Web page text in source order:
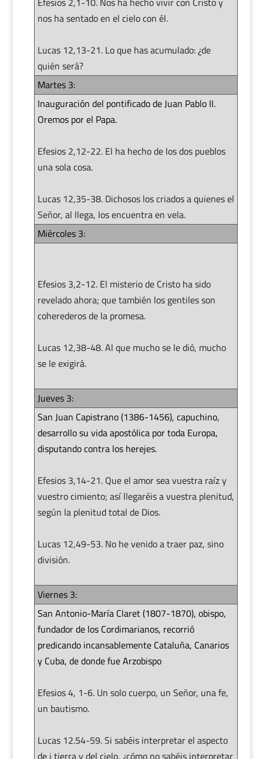
nos ha sentado en el cielo con él.
Lucas 12,13-21. Lo que has acumulado: ¿de
quién será?
Martes 3:
Inauguración del pontificado de Juan Pablo II.
Oremos por el Papa.
Efesios 2,12-22. El ha hecho de los dos pueblos
una sola cosa.
Lucas 12,35-38. Dichosos los criados a quienes el
Señor, al llega, los encuentra en vela.
Miércoles 3:
Efesios 3,2-12. El misterio de Cristo ha sido
revelado ahora; que también los gentiles son
coherederos de la promesa.
Lucas 12,38-48. Al que mucho se le dió, mucho
se le exigirá.
Jueves 3:
San Juan Capistrano (1386-1456), capuchino,
desarrollo su vida apostólica por toda Europa,
disputando contra los herejes.
Efesios 3,14-21. Que el amor sea vuestra raíz y
vuestro cimiento; así llegaréis a vuestra plenitud,
según la plenitud total de Dios.
Lucas 12,49-53. No he venido a traer paz, sino
división.
Viernes 3:
San Antonio-María Claret (1807-1870), obispo,
fundador de los Cordimarianos, recorrió
predicando incansablemente Cataluña, Canarios
y Cuba, de donde fue Arzobispo
Efesios 4, 1-6. Un solo cuerpo, un Señor, una fe,
un bautismo.
Lucas 12.54-59. Si sabéis interpretar el aspecto
de i tierra y del cielo, ¿cómo no sabéis interpretar